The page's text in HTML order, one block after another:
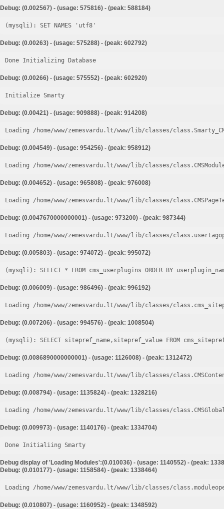
Debug: (0.002567) - (usage: 575816) - (peak: 588184)
Debug: (0.00263) - (usage: 575288) - (peak: 602792)
Done Initializing Database
Debug: (0.00266) - (usage: 575552) - (peak: 602920)
Initialize Smarty
Debug: (0.00421) - (usage: 909888) - (peak: 914208)
Loading /home/www/zemesvardu.lt/www/lib/classes/
Debug: (0.004549) - (usage: 954256) - (peak: 958912)
Loading /home/www/zemesvardu.lt/www/lib/classes/
Debug: (0.004652) - (usage: 965808) - (peak: 976008)
Loading /home/www/zemesvardu.lt/www/lib/classes/
Debug: (0.0047670000000001) - (usage: 973200) - (peak: 987344)
Loading /home/www/zemesvardu.lt/www/lib/classes/
Debug: (0.005803) - (usage: 974072) - (peak: 995072)
Debug: (0.006009) - (usage: 986496) - (peak: 996192)
Loading /home/www/zemesvardu.lt/www/lib/classes/
Debug: (0.007206) - (usage: 994576) - (peak: 1008504)
Debug: (0.0086890000000001) - (usage: 1126008) - (peak: 1312472)
Loading /home/www/zemesvardu.lt/www/lib/classes/
Debug: (0.008794) - (usage: 1135824) - (peak: 1328216)
Loading /home/www/zemesvardu.lt/www/lib/classes/
Debug: (0.009973) - (usage: 1140176) - (peak: 1334704)
Done Initialiing Smarty
Debug display of 'Loading Modules':(0.010036) - (usage: 1140552) - (peak:
Debug: (0.010177) - (usage: 1158584) - (peak: 1338464)
Loading /home/www/zemesvardu.lt/www/lib/classes/
Debug: (0.010807) - (usage: 1160952) - (peak: 1348592)